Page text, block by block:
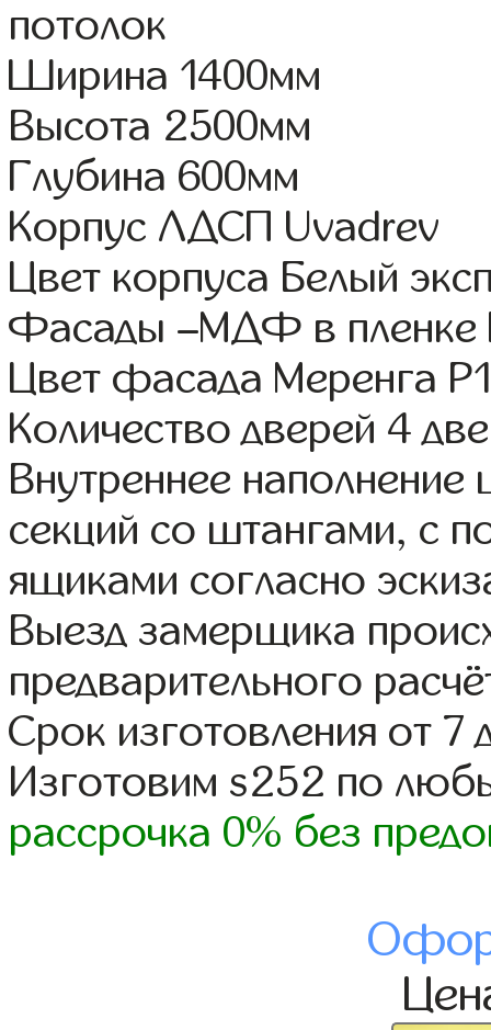
потолок
Ширина 1400мм
Высота 2500мм
Глубина 600мм
Корпус ЛДСП Uvadrev
Цвет корпуса Белый
Фасады –МДФ в пленке
Цвет фасада Меренга
Количество дверей 4
Внутреннее
секций со штангами, с
ящиками согласно
Выезд замерщика
предварительного
Срок изготовления от 7
Изготовим s252 по
рассрочка 0% без